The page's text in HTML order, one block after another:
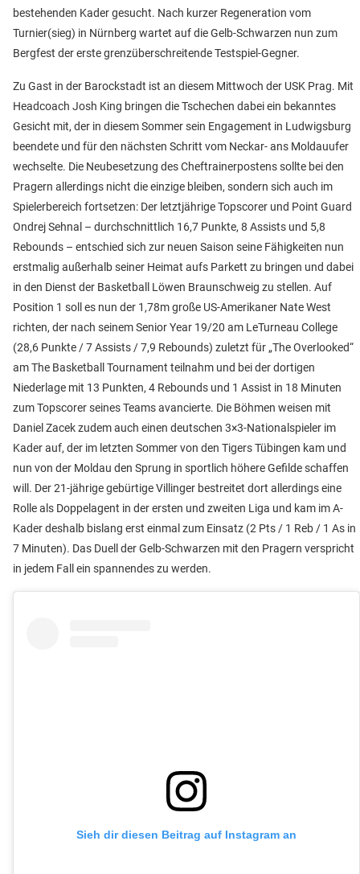
bestehenden Kader gesucht. Nach kurzer Regeneration vom
Turnier(sieg) in Nürnberg wartet auf die Gelb-Schwarzen nun zum
Bergfest der erste grenzüberschreitende Testspiel-Gegner.
Zu Gast in der Barockstadt ist an diesem Mittwoch der USK Prag. Mit
Headcoach Josh King bringen die Tschechen dabei ein bekanntes
Gesicht mit, der in diesem Sommer sein Engagement in Ludwigsburg
beendete und für den nächsten Schritt vom Neckar- ans Moldauufer
wechselte. Die Neubesetzung des Cheftrainerpostens sollte bei den
Pragern allerdings nicht die einzige bleiben, sondern sich auch im
Spielerbereich fortsetzen: Der letztjährige Topscorer und Point Guard
Ondrej Sehnal – durchschnittlich 16,7 Punkte, 8 Assists und 5,8
Rebounds – entschied sich zur neuen Saison seine Fähigkeiten nun
erstmalig außerhalb seiner Heimat aufs Parkett zu bringen und dabei
in den Dienst der Basketball Löwen Braunschweig zu stellen. Auf
Position 1 soll es nun der 1,78m große US-Amerikaner Nate West
richten, der nach seinem Senior Year 19/20 am LeTurneau College
(28,6 Punkte / 7 Assists / 7,9 Rebounds) zuletzt für „The Overlooked“
am The Basketball Tournament teilnahm und bei der dortigen
Niederlage mit 13 Punkten, 4 Rebounds und 1 Assist in 18 Minuten
zum Topscorer seines Teams avancierte. Die Böhmen weisen mit
Daniel Zacek zudem auch einen deutschen 3×3-Nationalspieler im
Kader auf, der im letzten Sommer von den Tigers Tübingen kam und
nun von der Moldau den Sprung in sportlich höhere Gefilde schaffen
will. Der 21-jährige gebürtige Villinger bestreitet dort allerdings eine
Rolle als Doppelagent in der ersten und zweiten Liga und kam im A-
Kader deshalb bislang erst einmal zum Einsatz (2 Pts / 1 Reb / 1 As in
7 Minuten). Das Duell der Gelb-Schwarzen mit den Pragern verspricht
in jedem Fall ein spannendes zu werden.
Sieh dir diesen Beitrag auf Instagram an